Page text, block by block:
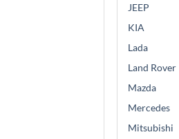
JEEP
KIA
Lada
Land Rover
Mazda
Mercedes
Mitsubishi